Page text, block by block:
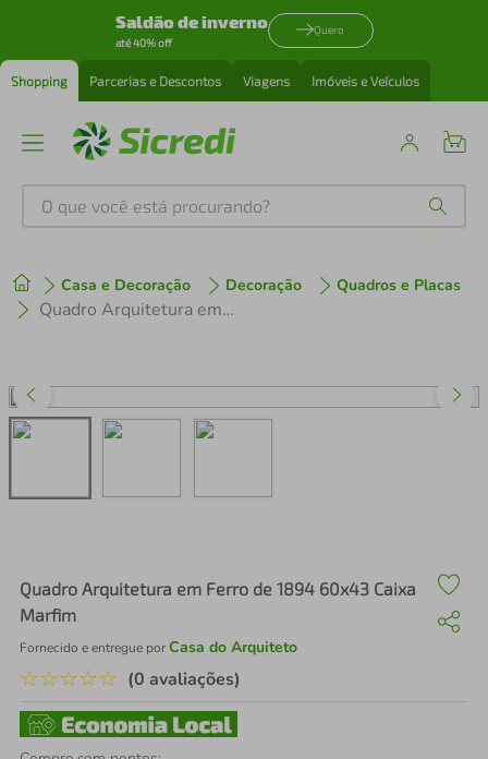
Saldão de inverno
até 40% off
Quero
Shopping Parcerias e Descontos Viagens Imóveis e Veículos
O que você está procurando?
Casa e Decoração Decoração Quadros e Placas
Quadro Arquitetura em Ferro de 1894 60x43 Caixa Marfim
Quadro Arquitetura em Ferro de 1894 60x43 Caixa
Marfim
Fornecido e entregue porCasa do Arquiteto
☆☆☆☆☆ (0 avaliações)
1º tenis
perfume